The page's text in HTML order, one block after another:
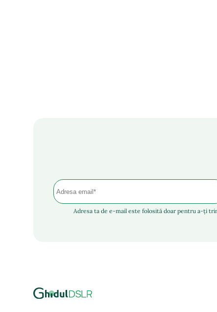
Adresa ta de e-mail este folosită doar pentru a-ți